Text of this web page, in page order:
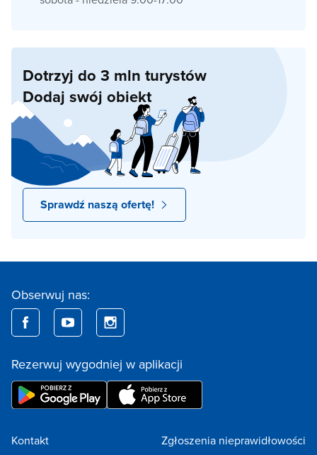
Dotrzyj do 3 mln turystów
Dodaj swój obiekt
Sprawdź naszą ofertę!
Obserwuj nas:
Rezerwuj wygodniej w aplikacji
Kontakt
Zgłoszenia nieprawidłowości